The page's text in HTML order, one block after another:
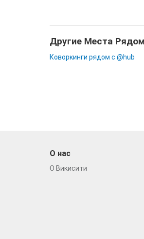
Другие Места Рядом
Коворкинги рядом с @hub
О нас
О Викисити